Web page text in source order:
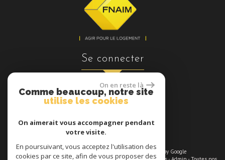
se connecter
© 2026 | Tous droits réservés | Traduction powered by Google
On en reste là
Comme beaucoup, notre site
utilise les cookies
On aimerait vous accompagner pendant
votre visite.
En poursuivant, vous acceptez l'utilisation des
cookies par ce site, afin de vous proposer des